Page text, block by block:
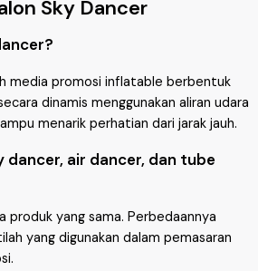
Sky Dancer
media promosi inflatable berbentuk
dinamis menggunakan aliran udara
menarik perhatian dari jarak jauh.
dancer, air dancer, dan tube
produk yang sama. Perbedaannya
yang digunakan dalam pemasaran